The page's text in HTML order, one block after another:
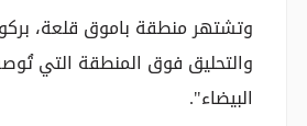
وتشتهر منطقة باموق قلعة،
والتحليق فوق المنطقة التي
البيضاء".